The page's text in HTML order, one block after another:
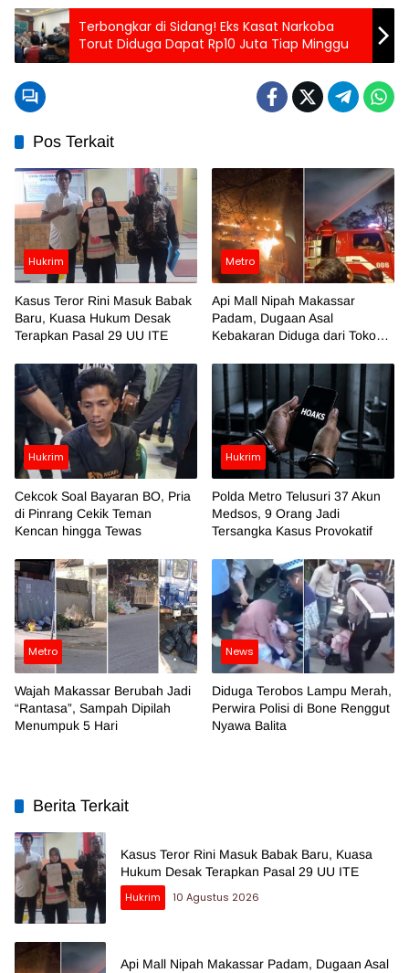
Terbongkar di Sidang! Eks Kasat Narkoba
Torut Diduga Dapat Rp10 Juta Tiap Minggu
Pos Terkait
Hukrim
Kasus Teror Rini Masuk Babak
Baru, Kuasa Hukum Desak
Terapkan Pasal 29 UU ITE
Metro
Api Mall Nipah Makassar
Padam, Dugaan Asal
Kebakaran Diduga dari Toko
Hukrim
Cekcok Soal Bayaran BO, Pria
di Pinrang Cekik Teman
Kencan hingga Tewas
Hukrim
Polda Metro Telusuri 37 Akun
Medsos, 9 Orang Jadi
Tersangka Kasus Provokatif
Metro
Wajah Makassar Berubah Jadi
“Rantasa”, Sampah Dipilah
Menumpuk 5 Hari
News
Diduga Terobos Lampu Merah,
Perwira Polisi di Bone Renggut
Nyawa Balita
Berita Terkait
Kasus Teror Rini Masuk Babak Baru, Kuasa
Hukum Desak Terapkan Pasal 29 UU ITE
Hukrim
10 Agustus 2026
Api Mall Nipah Makassar Padam, Dugaan Asal